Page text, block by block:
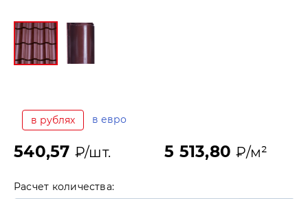
в рублях в евро
540,57 ₽/шт. 5 513,80₽/м²
Расчет количества: